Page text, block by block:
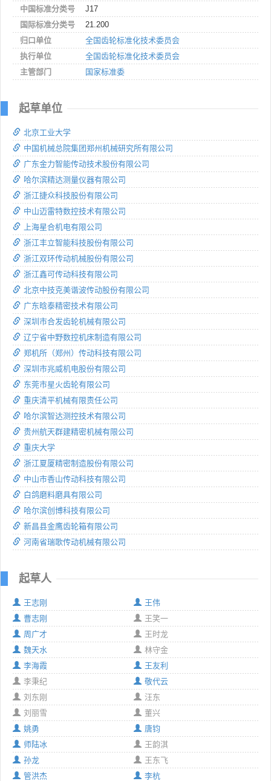
中国标准分类号
J17
国际标准分类号
21.200
归口单位
全国齿轮标准化技术委员会
执行单位
全国齿轮标准化技术委员会
主管部门
国家标准委
起草单位
北京工业大学
中国机械总院集团郑州机械研究所有限公司
广东金力智能传动技术股份有限公司
哈尔滨精达测量仪器有限公司
浙江捷众科技股份有限公司
中山迈雷特数控技术有限公司
上海星合机电有限公司
浙江丰立智能科技股份有限公司
浙江双环传动机械股份有限公司
浙江鑫可传动科技有限公司
北京中技克美谐波传动股份有限公司
广东晗泰精密技术有限公司
深圳市合发齿轮机械有限公司
辽宁省中野数控机床制造有限公司
郑机所（郑州）传动科技有限公司
深圳市兆威机电股份有限公司
东莞市星火齿轮有限公司
重庆清平机械有限责任公司
哈尔滨智达测控技术有限公司
贵州航天群建精密机械有限公司
重庆大学
浙江夏厦精密制造股份有限公司
中山市香山传动科技有限公司
白鸽磨料磨具有限公司
哈尔滨创博科技有限公司
新昌县金鹰齿轮箱有限公司
河南省瑞歌传动机械有限公司
起草人
王志刚
王伟
曹志刚
王笑一
周广才
王时龙
魏天水
林守金
李海霞
王友利
李秉纪
敬代云
刘东刚
汪东
刘丽雪
董兴
姚勇
唐钧
师陆冰
王韵淇
孙龙
王东飞
管洪杰
李杭